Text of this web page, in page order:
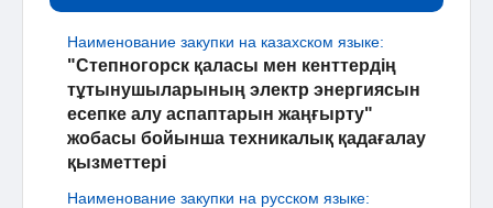
Наименование закупки на казахском языке:
"Степногорск қаласы мен кенттердің
тұтынушыларының электр энергиясын
есепке алу аспаптарын жаңғырту"
жобасы бойынша техникалық қадағалау
қызметтері
Наименование закупки на русском языке: